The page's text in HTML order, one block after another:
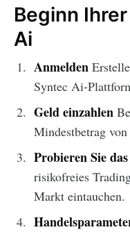
Beginn
Ai
Anmelden
Syntec Ai-
Geld einzahlen
Mindestbetrag
Probieren Sie
risikofreies
Markt eintauchen.